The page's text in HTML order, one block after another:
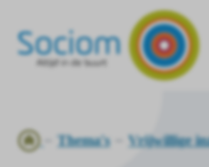
GaThema's Vrijwillige